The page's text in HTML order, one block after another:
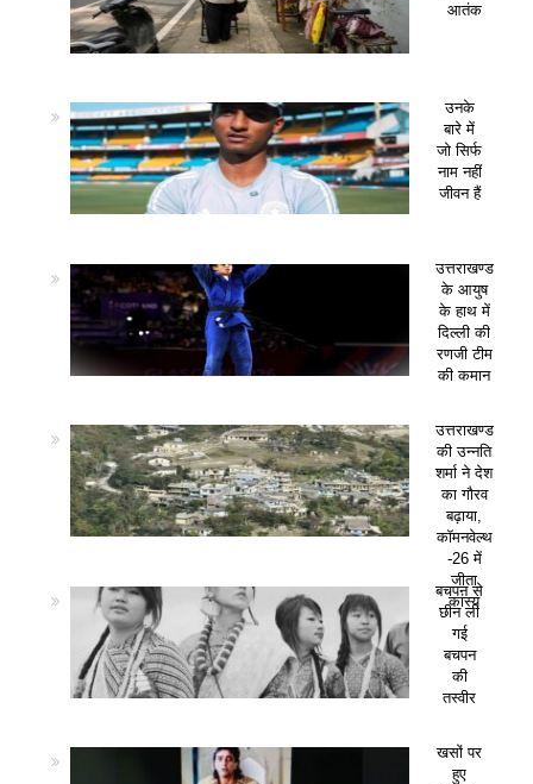
आतंक
उनके
बारे में
जो सिर्फ
नाम नहीं
जीवन हैं
उत्तराखण्ड
के आयुष
के हाथ में
दिल्ली की
रणजी टीम
की कमान
उत्तराखण्ड
की उन्नति
शर्मा ने देश
का गौरव
बढ़ाया,
कॉमनवेल्थ
-26 में
जीता
कांस्य
बचपन से
छीन ली
गई
बचपन
की
तस्वीर
खसों पर
हुए